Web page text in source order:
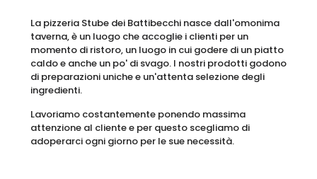
La pizzeria Stube dei Battibecchi nasce dall'omonima
taverna, è un luogo che accoglie i clienti per un
momento di ristoro, un luogo in cui godere di un piatto
caldo e anche un po' di svago. I nostri prodotti godono
di preparazioni uniche e un'attenta selezione degli
ingredienti.
Lavoriamo costantemente ponendo massima
attenzione al cliente e per questo scegliamo di
adoperarci ogni giorno per le sue necessità.